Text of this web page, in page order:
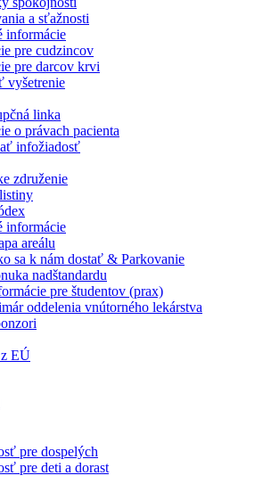
a sťažnosti
informácie
pre cudzincov
pre darcov krvi
vyšetrenie
linka
o právach pacienta
infožiadosť
združenie
informácie
areálu
sa k nám dostať & Parkovanie
nadštandardu
pre študentov (prax)
oddelenia vnútorného lekárstva
EÚ
pre dospelých
pre deti a dorast